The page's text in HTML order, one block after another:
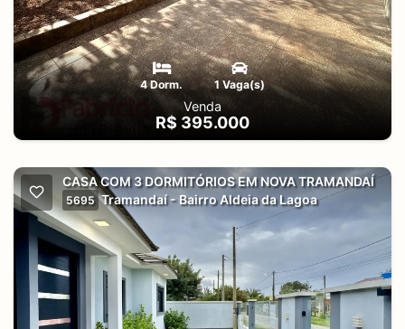
4 Dorm. 1 Vaga(s)
Venda
R$ 395.000
CASA COM 3 DORMITÓRIOS EM NOVA TRAMANDAÍ
5695 Tramandaí - Bairro Aldeia da Lagoa